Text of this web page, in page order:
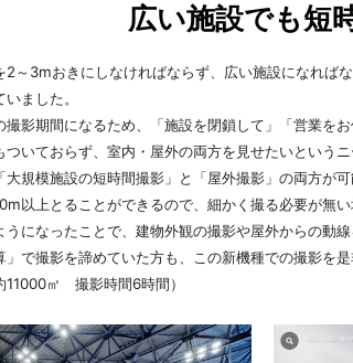
広い施設でも短
2～3mおきにしなければならず、広い施設になれば
ました。
影期間になるため、「施設を閉鎖して」「営業を
ついておらず、室内・屋外の両方を見せたいという
規模施設の短時間撮影」と「屋外撮影」の両方が可
以上とることができるので、細かく撮る必要が無
うになったことで、建物外観の撮影や屋外からの動
で撮影を諦めていた方も、この新機種での撮影を是
11000㎡ 撮影時間6時間）